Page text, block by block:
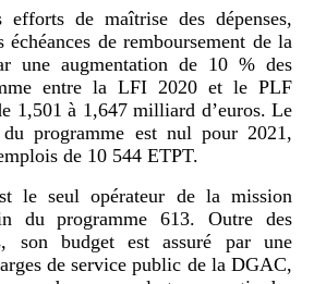
efforts de maîtrise des dépenses,
échéances de remboursement de la
une augmentation de 10 % des
entre la LFI 2020 et le PLF
1,501 à 1,647 milliard d’euros. Le
du programme est nul pour 2021,
de 10 544 ETPT.
le seul opérateur de la mission
du programme 613. Outre des
son budget est assuré par une
de service public de la DGAC,